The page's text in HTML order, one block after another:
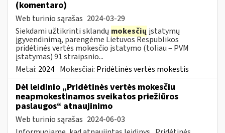
(komentaro)
Web turinio sąrašas 2024-03-29
Siekdami užtikrinti sklandų mokesčių įstatymų
įgyvendinimą, parengėme Lietuvos Respublikos
pridėtinės vertės mokesčio įstatymo (toliau – PVM
įstatymas) 91 straipsnio...
Metai: 2024 Mokesčiai: Pridėtinės vertės mokestis
Dėl leidinio „Pridėtinės vertės mokesčiu
neapmokestinamos sveikatos priežiūros
paslaugos“ atnaujinimo
Web turinio sąrašas 2024-06-03